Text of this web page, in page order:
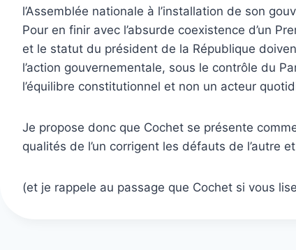
l’Assemblée nationale à l’installation de son
Pour en finir avec l’absurde coexistence d’un
et le statut du président de la République
l’action gouvernementale, sous le contrôle du
l’équilibre constitutionnel et non un acteur
Je propose donc que Cochet se présente
qualités de l’un corrigent les défauts de l’autre
(et je rappele au passage que Cochet si vous